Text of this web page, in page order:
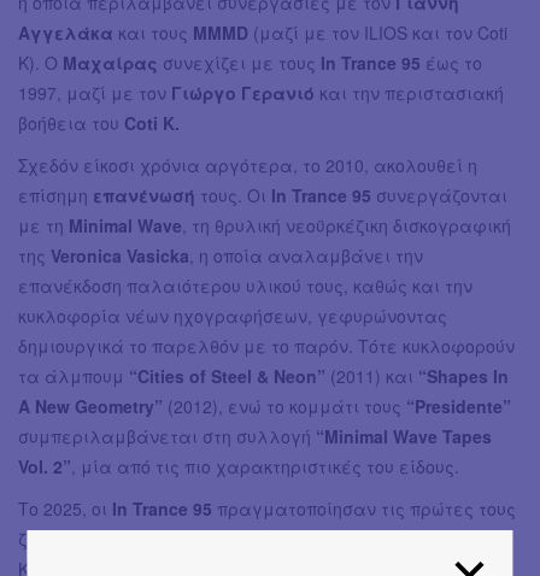
Αγγελάκα και τους MMMD (μαζί με τον ILIOS και τον Coti
K). Ο Μαχαίρας συνεχίζει με τους In Trance 95 έως το
1997, μαζί με τον Γιώργο Γερανιό και την περιστασιακή
βοήθεια του Coti K.
Σχεδόν είκοσι χρόνια αργότερα, το 2010, ακολουθεί η
επίσημη επανένωσή τους. Οι In Trance 95 συνεργάζονται
με τη Minimal Wave , τη θρυλική νεοϋρκέζικη δισκογραφική
της Veronica Vasicka , η οποία αναλαμβάνει την
επανέκδοση παλαιότερου υλικού τους, καθώς και την
κυκλοφορία νέων ηχογραφήσεων, γεφυρώνοντας
δημιουργικά το παρελθόν με το παρόν. Τότε κυκλοφορούν
τα άλμπουμ “Cities of Steel & Neon” (2011) και “Shapes In
A New Geometry” (2012), ενώ το κομμάτι τους “Presidente”
συμπεριλαμβάνεται στη συλλογή “Minimal Wave Tapes
Vol. 2” , μία από τις πιο χαρακτηριστικές του είδους.
Το 2025, οι In Trance 95 πραγματοποίησαν τις πρώτες τους
ζωντανές εμφανίσεις σε Ηνωμένες Πολιτείες και
Καναδά και κυκλοφόρησαν το EP
. Την ίδια